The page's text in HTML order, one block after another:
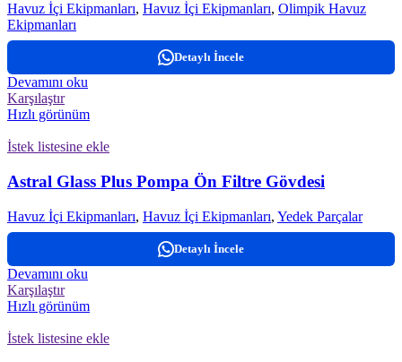
Havuz İçi Ekipmanları, Havuz İçi Ekipmanları, Olimpik Havuz
Ekipmanları
Detaylı İncele
Devamını oku
Karşılaştır
Hızlı görünüm
İstek listesine ekle
Astral Glass Plus Pompa Ön Filtre Gövdesi
Havuz İçi Ekipmanları, Havuz İçi Ekipmanları, Yedek Parçalar
Detaylı İncele
Devamını oku
Karşılaştır
Hızlı görünüm
İstek listesine ekle